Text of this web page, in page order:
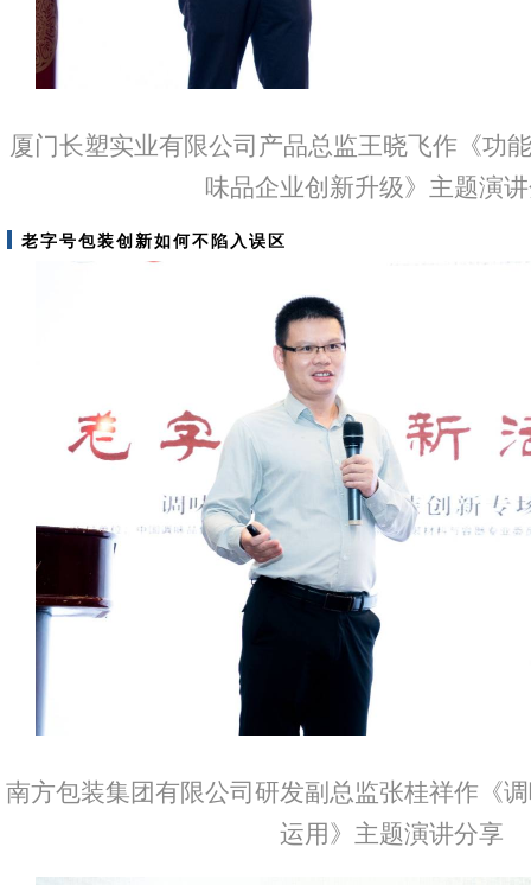
厦门长塑实业有限公司产品总监王晓飞作《功
味品企业创新升级》主题演
老字号包装创新如何不陷入误区
南方包装集团有限公司研发副总监张桂祥作《
运用》主题演讲分享